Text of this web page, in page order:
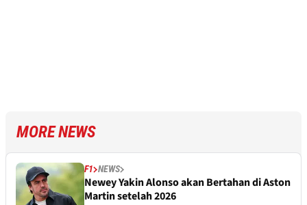
MORE NEWS
F1 NEWS
Newey Yakin Alonso akan Bertahan di Aston
Martin setelah 2026